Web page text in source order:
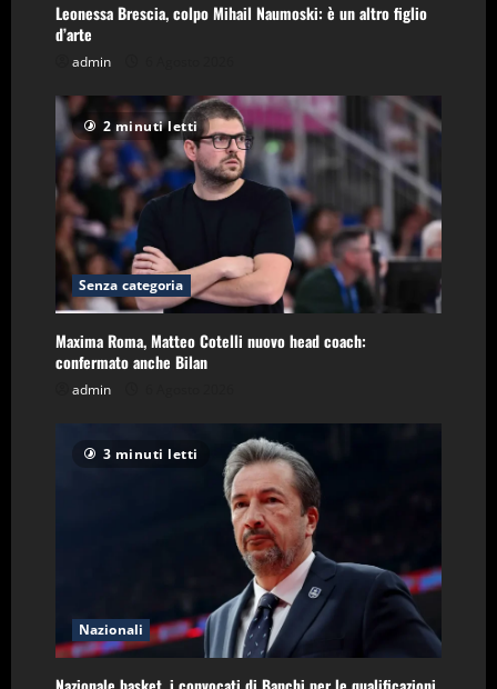
Leonessa Brescia, colpo Mihail Naumoski: è un altro figlio
d’arte
admin
2 minuti letti
Senza categoria
Maxima Roma, Matteo Cotelli nuovo head coach:
confermato anche Bilan
admin
3 minuti letti
Nazionali